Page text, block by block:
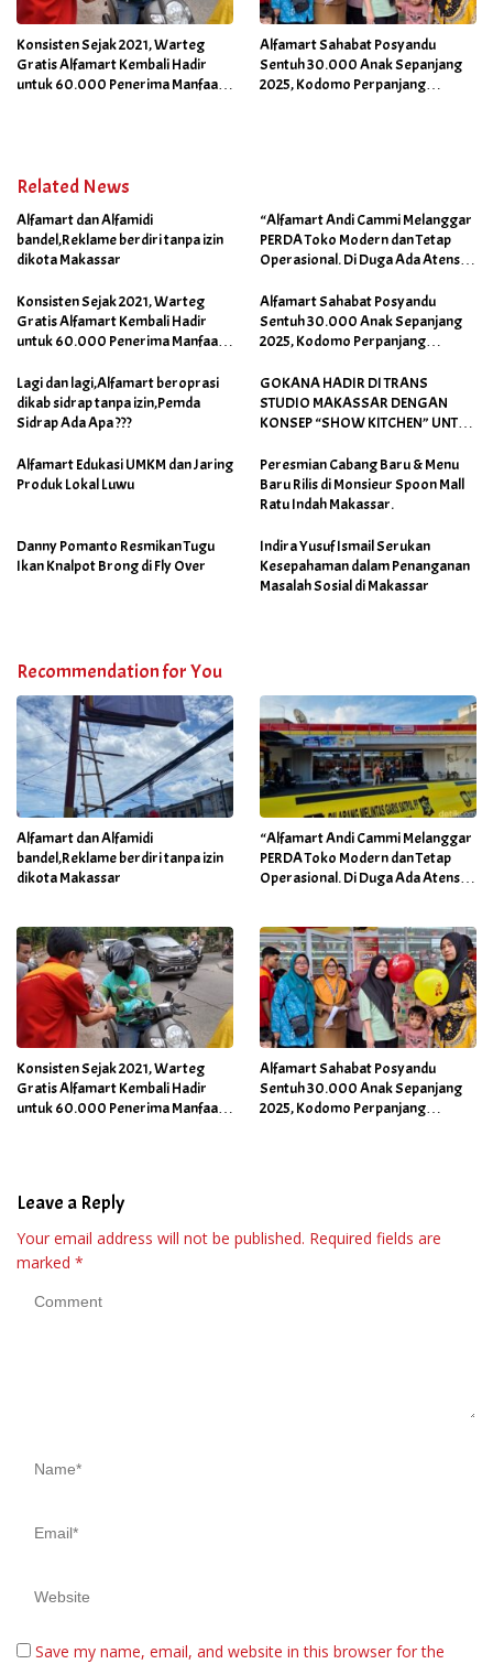
Konsisten Sejak 2021, Warteg
Gratis Alfamart Kembali Hadir
untuk 60.000 Penerima Manfaat
Alfamart Sahabat Posyandu
Sentuh 30.000 Anak Sepanjang
2025, Kodomo Perpanjang
Related News
Alfamart dan Alfamidi
bandel,Reklame berdiri tanpa izin
dikota Makassar
“Alfamart Andi Cammi Melanggar
PERDA Toko Modern dan Tetap
Operasional. Di Duga Ada Atensi
Konsisten Sejak 2021, Warteg
Gratis Alfamart Kembali Hadir
untuk 60.000 Penerima Manfaat
Alfamart Sahabat Posyandu
Sentuh 30.000 Anak Sepanjang
2025, Kodomo Perpanjang
Lagi dan lagi,Alfamart beroprasi
dikab sidrap tanpa izin,Pemda
Sidrap Ada Apa ???
GOKANA HADIR DI TRANS
STUDIO MAKASSAR DENGAN
KONSEP “SHOW KITCHEN” UNTUK
UNIK
Alfamart Edukasi UMKM dan Jaring
Produk Lokal Luwu
Peresmian Cabang Baru & Menu
Baru Rilis di Monsieur Spoon Mall
Ratu Indah Makassar.
Danny Pomanto Resmikan Tugu
Ikan Knalpot Brong di Fly Over
Indira Yusuf Ismail Serukan
Kesepahaman dalam Penanganan
Masalah Sosial di Makassar
Recommendation for You
Alfamart dan Alfamidi
bandel,Reklame berdiri tanpa izin
dikota Makassar
“Alfamart Andi Cammi Melanggar
PERDA Toko Modern dan Tetap
Operasional. Di Duga Ada Atensi
Konsisten Sejak 2021, Warteg
Gratis Alfamart Kembali Hadir
untuk 60.000 Penerima Manfaat
Alfamart Sahabat Posyandu
Sentuh 30.000 Anak Sepanjang
2025, Kodomo Perpanjang
Leave a Reply
Your email address will not be published. Required fields are
marked *
Save my name, email, and website in this browser for the